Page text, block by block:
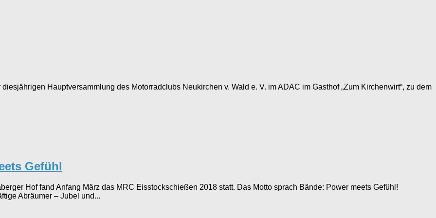
Hauptversammlung des Motorradclubs Neukirchen v. Wald e. V. im ADAC im Gasthof „Zum Kirchenwirt“, zu dem
Gefühl
Hof fand Anfang März das MRC Eisstockschießen 2018 statt. Das Motto sprach Bände: Power meets Gefühl!
Abräumer – Jubel und...